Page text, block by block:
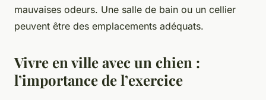
mauvaises odeurs. Une salle de bain ou un cellier
peuvent être des emplacements adéquats.
Vivre en ville avec un chien :
l’importance de l’exercice